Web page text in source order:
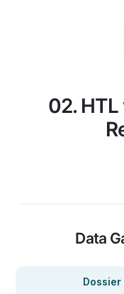
02. HTL
Data
Dossier